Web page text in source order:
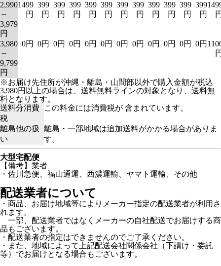
2,990
～
3,979
円
1499
円
399
円
399
円
399
円
399
円
399
円
399
円
399
円
399
円
399
円
399
円
399
円
3,980
～
9,799
円
0円 0円 0円 0円 0円 0円 0円 0円 0円 0円 0円 0円
※お届け先住所が沖縄・離島・山間部以外で購入金額が税込
3,980円以上の場合は、送料無料ラインの対象となり、送料無
料となります。
送料分消費
税
この料金には消費税が 含まれています。
離島他の扱
い
離島・一部地域は追加送料がかかる場合がありま
す。
大型宅配便
【備考】業者
・佐川急便、福山通運、西濃運輸、ヤマト運輸、その他
配送業者について
・商品、お届け地域等によりメーカー指定の配送業者が利用さ
れます。
一部、配送業者ではなくメーカーの自社配送でお届けする商
品もございます。
・配送業者の指定はできませんのでご了承ください。
・また、地域によって上記配送会社関係会社（下請け・委託
等）でお届けとなる場合もございます。